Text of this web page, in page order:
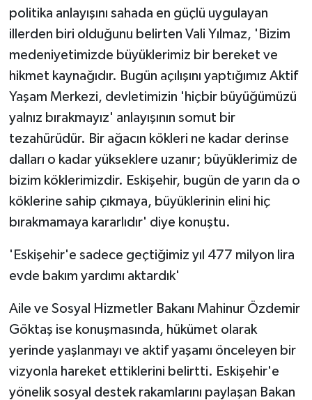
politika anlayışını sahada en güçlü uygulayan
illerden biri olduğunu belirten Vali Yılmaz, 'Bizim
medeniyetimizde büyüklerimiz bir bereket ve
hikmet kaynağıdır. Bugün açılışını yaptığımız Aktif
Yaşam Merkezi, devletimizin 'hiçbir büyüğümüzü
yalnız bırakmayız' anlayışının somut bir
tezahürüdür. Bir ağacın kökleri ne kadar derinse
dalları o kadar yükseklere uzanır; büyüklerimiz de
bizim köklerimizdir. Eskişehir, bugün de yarın da o
köklerine sahip çıkmaya, büyüklerinin elini hiç
bırakmamaya kararlıdır' diye konuştu.
'Eskişehir'e sadece geçtiğimiz yıl 477 milyon lira
evde bakım yardımı aktardık'
Aile ve Sosyal Hizmetler Bakanı Mahinur Özdemir
Göktaş ise konuşmasında, hükümet olarak
yerinde yaşlanmayı ve aktif yaşamı önceleyen bir
vizyonla hareket ettiklerini belirtti. Eskişehir'e
yönelik sosyal destek rakamlarını paylaşan Bakan